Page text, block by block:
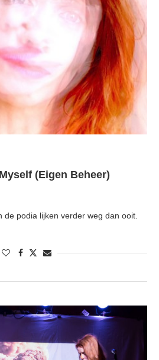
(Eigen Beheer)
de podia lijken verder weg dan ooit.